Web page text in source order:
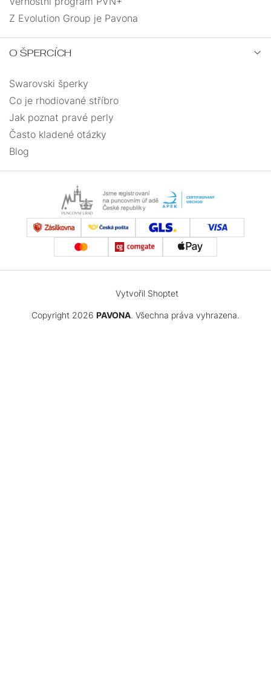
Z Evolution Group je Pavona
O ŠPERCÍCH
Swarovski šperky
Co je rhodiované stříbro
Jak poznat pravé perly
Často kladené otázky
Blog
Vytvořil Shoptet
Copyright 2026 PAVONA. Všechna práva vyhrazena.